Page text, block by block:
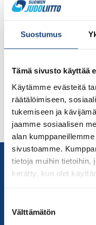
Suostumus
Tämä sivusto käyttää
Käytämme evästeitä
räätälöimiseen,
tukemiseen ja
jaamme sosiaalisen
alan
sivustoamme.
tietoja muihin tietoihin,
kerätty, kun olet
valinta
Välttämätön
Ruotsin Lundissa
kamppailemaan
444 peräti 91
suomalaisseuroista
omatoimimatkan, sillä
toteutunut tänä
[…]
Yhteystiedot